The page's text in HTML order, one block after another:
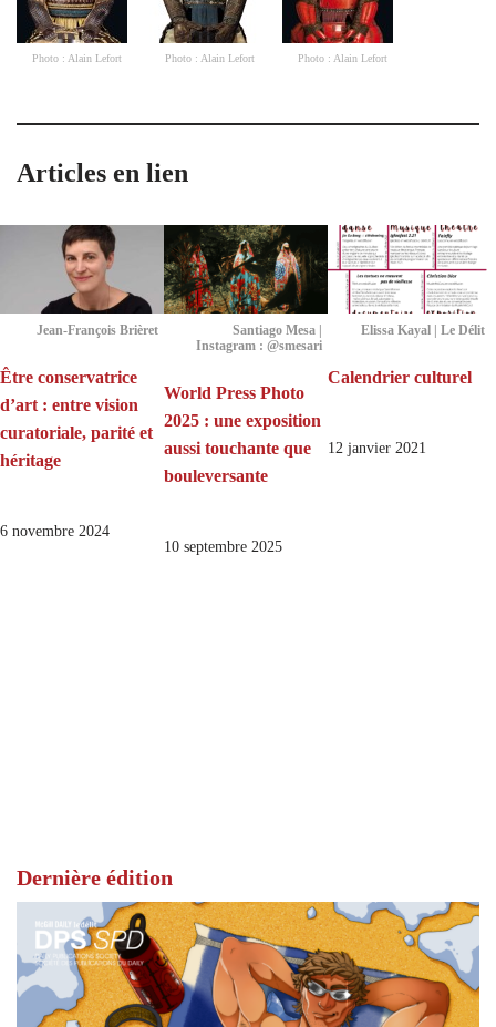
Photo : Alain Lefort Photo : Alain Lefort Photo : Alain Lefort
Articles en lien
Jean-François Brièret
Être conservatrice
d’art : entre vision
curatoriale, parité et
héritage
6 novembre 2024
Santiago Mesa |
Instagram : @smesari
World Press Photo
2025 : une exposition
aussi touchante que
bouleversante
10 septembre 2025
Elissa Kayal | Le Délit
Calendrier culturel
12 janvier 2021
Dernière édition